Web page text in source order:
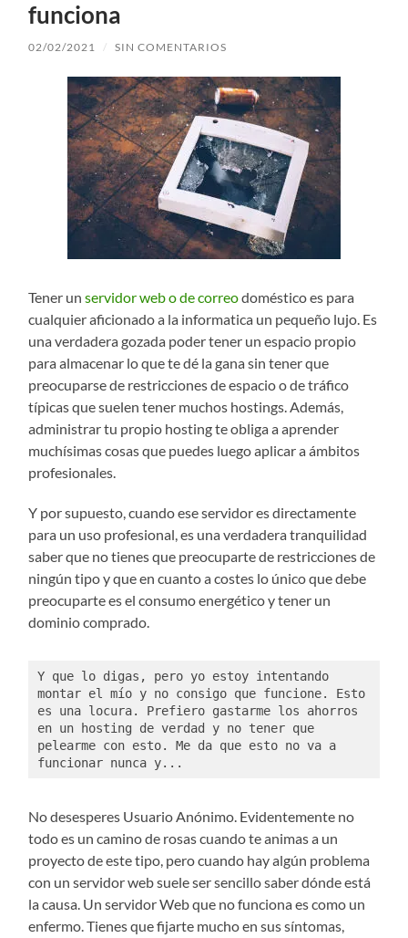
funciona
02/02/2021 / SIN COMENTARIOS
Tener unservidor web o de correodoméstico es para
cualquier aficionado a la informatica un pequeño lujo. Es
una verdadera gozada poder tener un espacio propio
para almacenar lo que te dé la gana sin tener que
preocuparse de restricciones de espacio o de tráfico
típicas que suelen tener muchos hostings. Además,
administrar tu propio hosting te obliga a aprender
muchísimas cosas que puedes luego aplicar a ámbitos
profesionales.
Y por supuesto, cuando ese servidor es directamente
para un uso profesional, es una verdadera tranquilidad
saber que no tienes que preocuparte de restricciones de
ningún tipo y que en cuanto a costes lo único que debe
preocuparte es el consumo energético y tener un
dominio comprado.
Y que lo digas, pero yo estoy intentando
montar el mío y no consigo que funcione. Esto
es una locura. Prefiero gastarme los ahorros
en un hosting de verdad y no tener que
pelearme con esto. Me da que esto no va a
funcionar nunca y...
No desesperes Usuario Anónimo. Evidentemente no
todo es un camino de rosas cuando te animas a un
proyecto de este tipo, pero cuando hay algún problema
con un servidor web suele ser sencillo saber dónde está
la causa. Un servidor Web que no funciona es como un
enfermo. Tienes que fijarte mucho en sus síntomas,